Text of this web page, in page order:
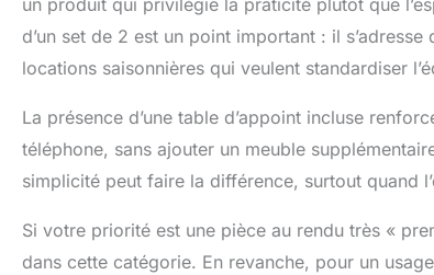
un produit qui privilégie la praticité plutôt que
d’un set de 2 est un point important : il
locations saisonnières qui veulent standardiser
La présence d’une table d’appoint incluse
téléphone, sans ajouter un meuble
simplicité peut faire la différence, surtout quand
Si votre priorité est une pièce au rendu très «
dans cette catégorie. En revanche, pour un